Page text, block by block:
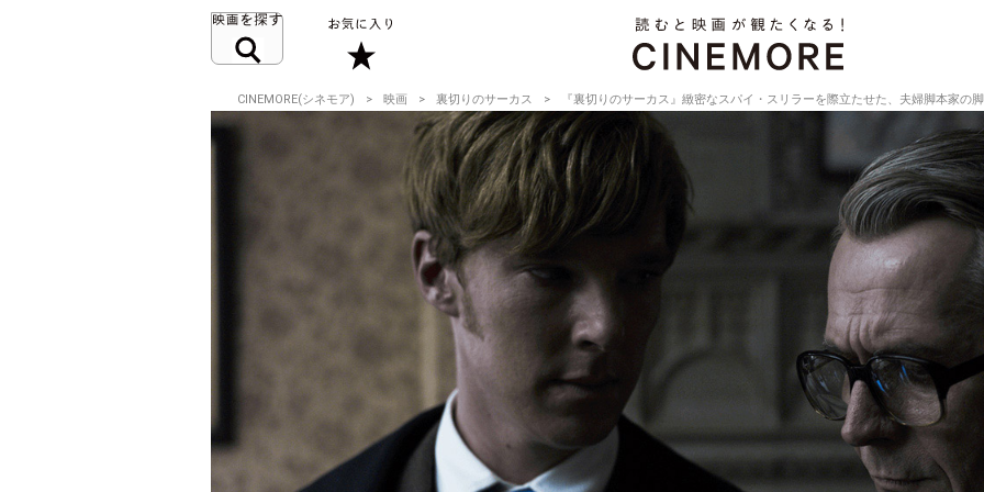
CINEMORE(シネモア) 映画 裏切りのサーカス 『裏切りのサーカス』緻密なスパイ・スリラーを際立たせた、夫婦脚本家の